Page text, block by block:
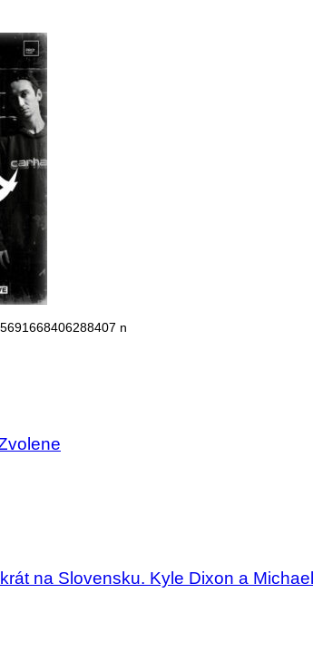
n
na Slovensku. Kyle Dixon a